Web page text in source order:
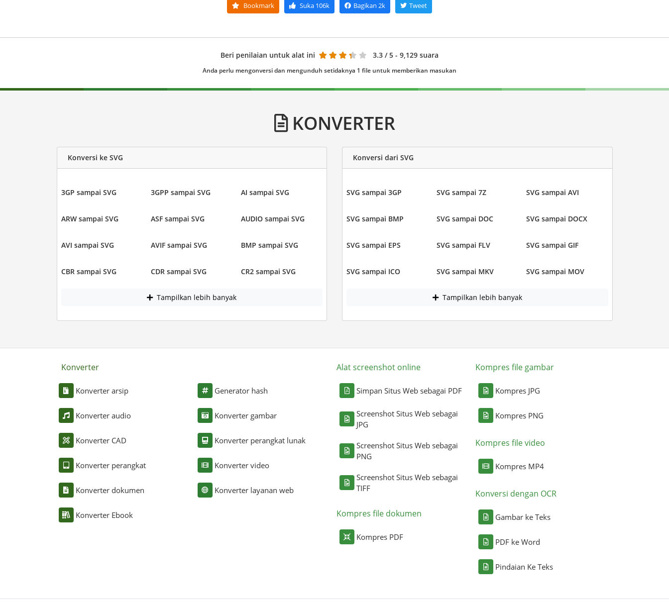
Bookmark Suka 106k Bagikan 2k Tweet
Beri penilaian untuk alat ini 3.3 / 5 - 9,129 suara
Anda perlu mengonversi dan mengunduh setidaknya 1 file untuk memberikan masukan
KONVERTER
Konversi ke SVG
3GP sampai SVG 3GPP sampai SVG AI sampai SVG
ARW sampai SVG ASF sampai SVG AUDIO sampai SVG
AVI sampai SVG AVIF sampai SVG BMP sampai SVG
CBR sampai SVG CDR sampai SVG CR2 sampai SVG
Tampilkan lebih banyak
Konversi dari SVG
SVG sampai 3GP SVG sampai 7Z SVG sampai AVI
SVG sampai BMP SVG sampai DOC SVG sampai DOCX
SVG sampai EPS SVG sampai FLV SVG sampai GIF
SVG sampai ICO SVG sampai MKV SVG sampai MOV
Tampilkan lebih banyak
Konverter
Konverter arsip
Konverter audio
Konverter CAD
Konverter perangkat
Konverter dokumen
Konverter Ebook
Generator hash
Konverter gambar
Konverter perangkat lunak
Konverter video
Konverter layanan web
Alat screenshot online
Simpan Situs Web sebagai PDF
Screenshot Situs Web sebagai
JPG
Screenshot Situs Web sebagai
PNG
Screenshot Situs Web sebagai
TIFF
Kompres file dokumen
Kompres PDF
Kompres file gambar
Kompres JPG
Kompres PNG
Kompres file video
Kompres MP4
Konversi dengan OCR
Gambar ke Teks
PDF ke Word
Pindaian Ke Teks